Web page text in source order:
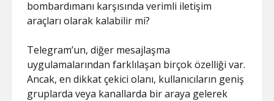
bombardımanı karşısında verimli iletişim
araçları olarak kalabilir mi?
Telegram’un, diğer mesajlaşma
uygulamalarından farklılaşan birçok özelliği var.
Ancak, en dikkat çekici olanı, kullanıcıların geniş
gruplarda veya kanallarda bir araya gelerek